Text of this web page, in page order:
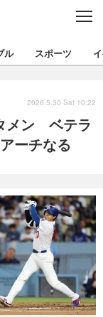
C
E
衣類
クナンバー
インプレ
国内
写真
スポーツ
文化
版／映画
ァッション
写真
政治
ル スポーツ
メン ベテラ
ーチなる
2026.5.30 Sat 10:22